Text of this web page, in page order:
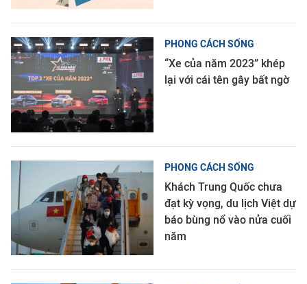
PHONG CÁCH SỐNG
“Xe của năm 2023” khép
lại với cái tên gây bất ngờ
PHONG CÁCH SỐNG
Khách Trung Quốc chưa
đạt kỳ vọng, du lịch Việt dự
báo bùng nổ vào nửa cuối
năm